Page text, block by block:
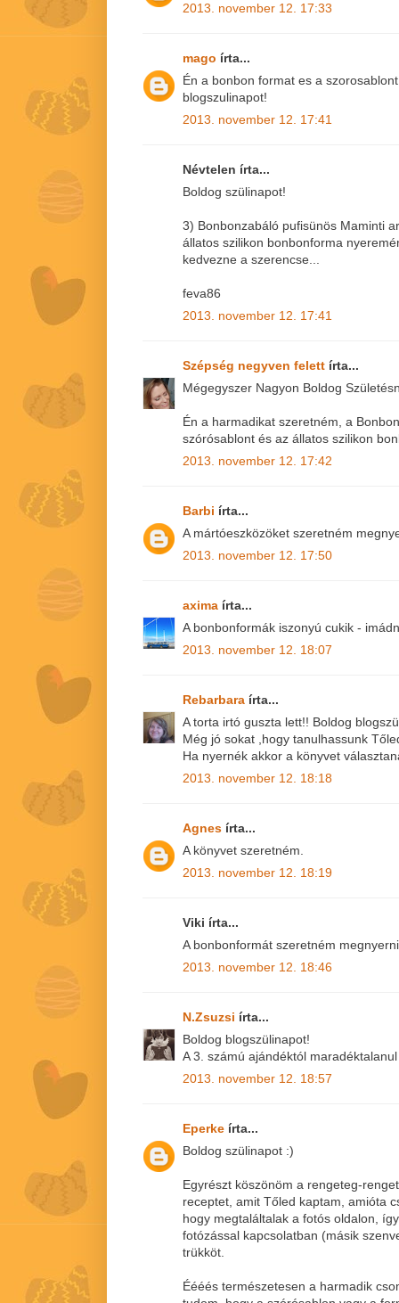
2013. november 12. 17:33
mago írta...
Én a bonbon format es a
blogszulinapot!
2013. november 12. 17:41
Névtelen írta...
Boldog szülinapot!
3) Bonbonzabáló pufisünös Maminti
állatos szilikon bonbonforma
kedvezne a szerencse...
feva86
2013. november 12. 17:41
Szépség negyven felett írta...
Mégegyszer Nagyon Boldog
Én a harmadikat szeretném, a
szórósablont és az állatos szilikon
2013. november 12. 17:42
Barbi írta...
A mártóeszközöket szeretném
2013. november 12. 17:50
axima írta...
A bonbonformák iszonyú cukik -
2013. november 12. 18:07
Rebarbara írta...
A torta irtó guszta lett!! Boldog
Még jó sokat ,hogy tanulhassunk
Ha nyernék akkor a könyvet
2013. november 12. 18:18
Agnes írta...
A könyvet szeretném.
2013. november 12. 18:19
Viki írta...
A bonbonformát szeretném
2013. november 12. 18:46
N.Zsuzsi írta...
Boldog blogszülinapot!
A 3. számú ajándéktól
2013. november 12. 18:57
Eperke írta...
Boldog szülinapot :)
Egyrészt köszönöm a rengeteg-
receptet, amit Tőled kaptam, amióta
hogy megtaláltalak a fotós oldalon,
fotózással kapcsolatban (másik
trükköt.
Éééés természetesen a harmadik